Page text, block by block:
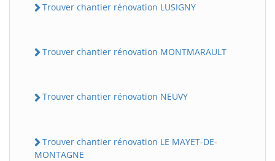
Trouver chantier rénovation LUSIGNY
Trouver chantier rénovation MONTMARAULT
Trouver chantier rénovation NEUVY
Trouver chantier rénovation LE MAYET-DE-
MONTAGNE